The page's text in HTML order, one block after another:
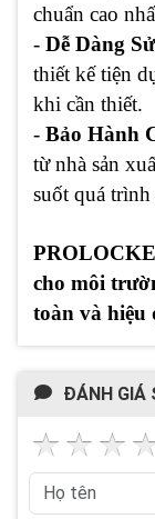
chuẩn cao
- Dễ Dàng
thiết kế tiện
khi cần thiết.
- Bảo Hành
từ nhà sản
suốt quá
cho môi
toàn và hiệu
ĐÁNH GIÁ